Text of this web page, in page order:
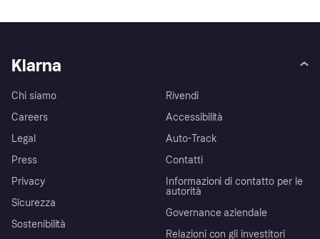
Klarna
Chi siamo
Careers
Legal
Press
Privacy
Sicurezza
Sostenibilità
Rivendi
Accessibilità
Auto-Track
Contatti
Informazioni di contatto per le
autorità
Governance aziendale
Relazioni con gli investitori